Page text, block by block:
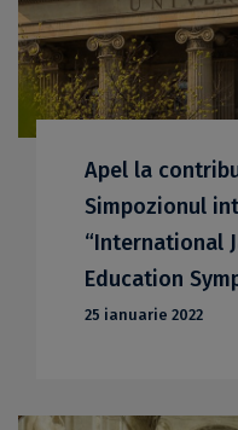
Apel la
Simpozionul
“International
Education
25 ianuarie 2022